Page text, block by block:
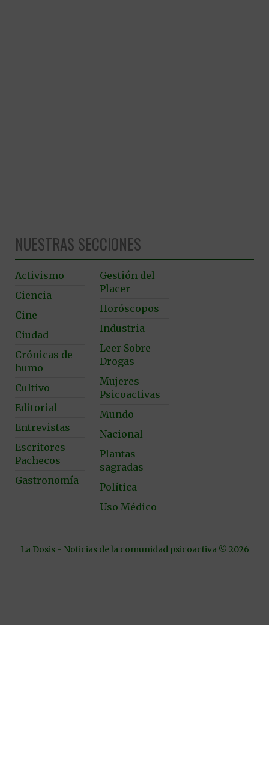
NUESTRAS SECCIONES
Activismo
Ciencia
Cine
Ciudad
Crónicas de
humo
Cultivo
Editorial
Entrevistas
Escritores
Pachecos
Gastronomía
Gestión del
Placer
Horóscopos
Industria
Leer Sobre
Drogas
Mujeres
Psicoactivas
Mundo
Nacional
Plantas
sagradas
Política
Uso Médico
La Dosis - Noticias de la comunidad psicoactiva © 2026